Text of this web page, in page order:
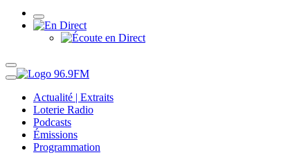
Actualité | Extraits
Loterie Radio
Podcasts
Émissions
Programmation